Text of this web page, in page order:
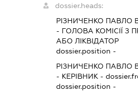
dossier.heads:
РІЗНИЧЕНКО ПАВЛО
- ГОЛОВА КОМІСІЇ З
АБО ЛІКВІДАТОР
dossier.position -
РІЗНИЧЕНКО ПАВЛО
- КЕРІВНИК -
dossier.position -